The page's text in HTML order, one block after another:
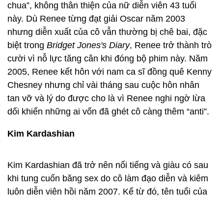
chua”, không thân thiện của nữ diễn viên 43 tuổi
này. Dù Renee từng đạt giải Oscar năm 2003
nhưng diễn xuất của cô vẫn thường bị chê bai, đặc
biệt trong Bridget Jones's Diary, Renee trở thành trò
cười vì nỗ lực tăng cân khi đóng bộ phim này. Năm
2005, Renee kết hôn với nam ca sĩ đồng quê Kenny
Chesney nhưng chỉ vài tháng sau cuộc hôn nhân
tan vỡ và lý do được cho là vì Renee nghi ngờ lừa
dối khiến những ai vốn đã ghét cô càng thêm “anti”.
Kim Kardashian
Kim Kardashian đã trở nên nổi tiếng và giàu có sau
khi tung cuốn băng sex do cô làm đạo diễn và kiêm
luôn diễn viên hồi năm 2007. Kể từ đó, tên tuổi của